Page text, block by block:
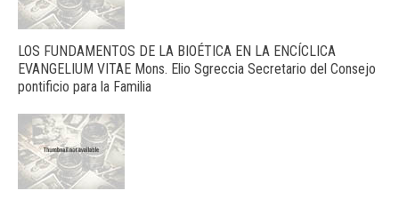
LOS FUNDAMENTOS DE LA BIOÉTICA EN LA ENCÍCLICA
EVANGELIUM VITAE Mons. Elio Sgreccia Secretario del Consejo
pontificio para la Familia